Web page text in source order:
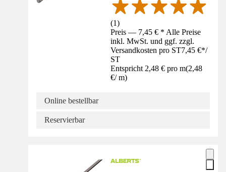
(1)
Preis — 7,45 € * Alle Preise
inkl. MwSt. und ggf. zzgl.
Versandkosten pro ST7,45 €*/
ST
Entspricht 2,48 € pro m(2,48
€/ m)
Online bestellbar
Reservierbar